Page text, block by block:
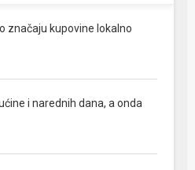
značaju kupovine lokalno
i narednih dana, a onda